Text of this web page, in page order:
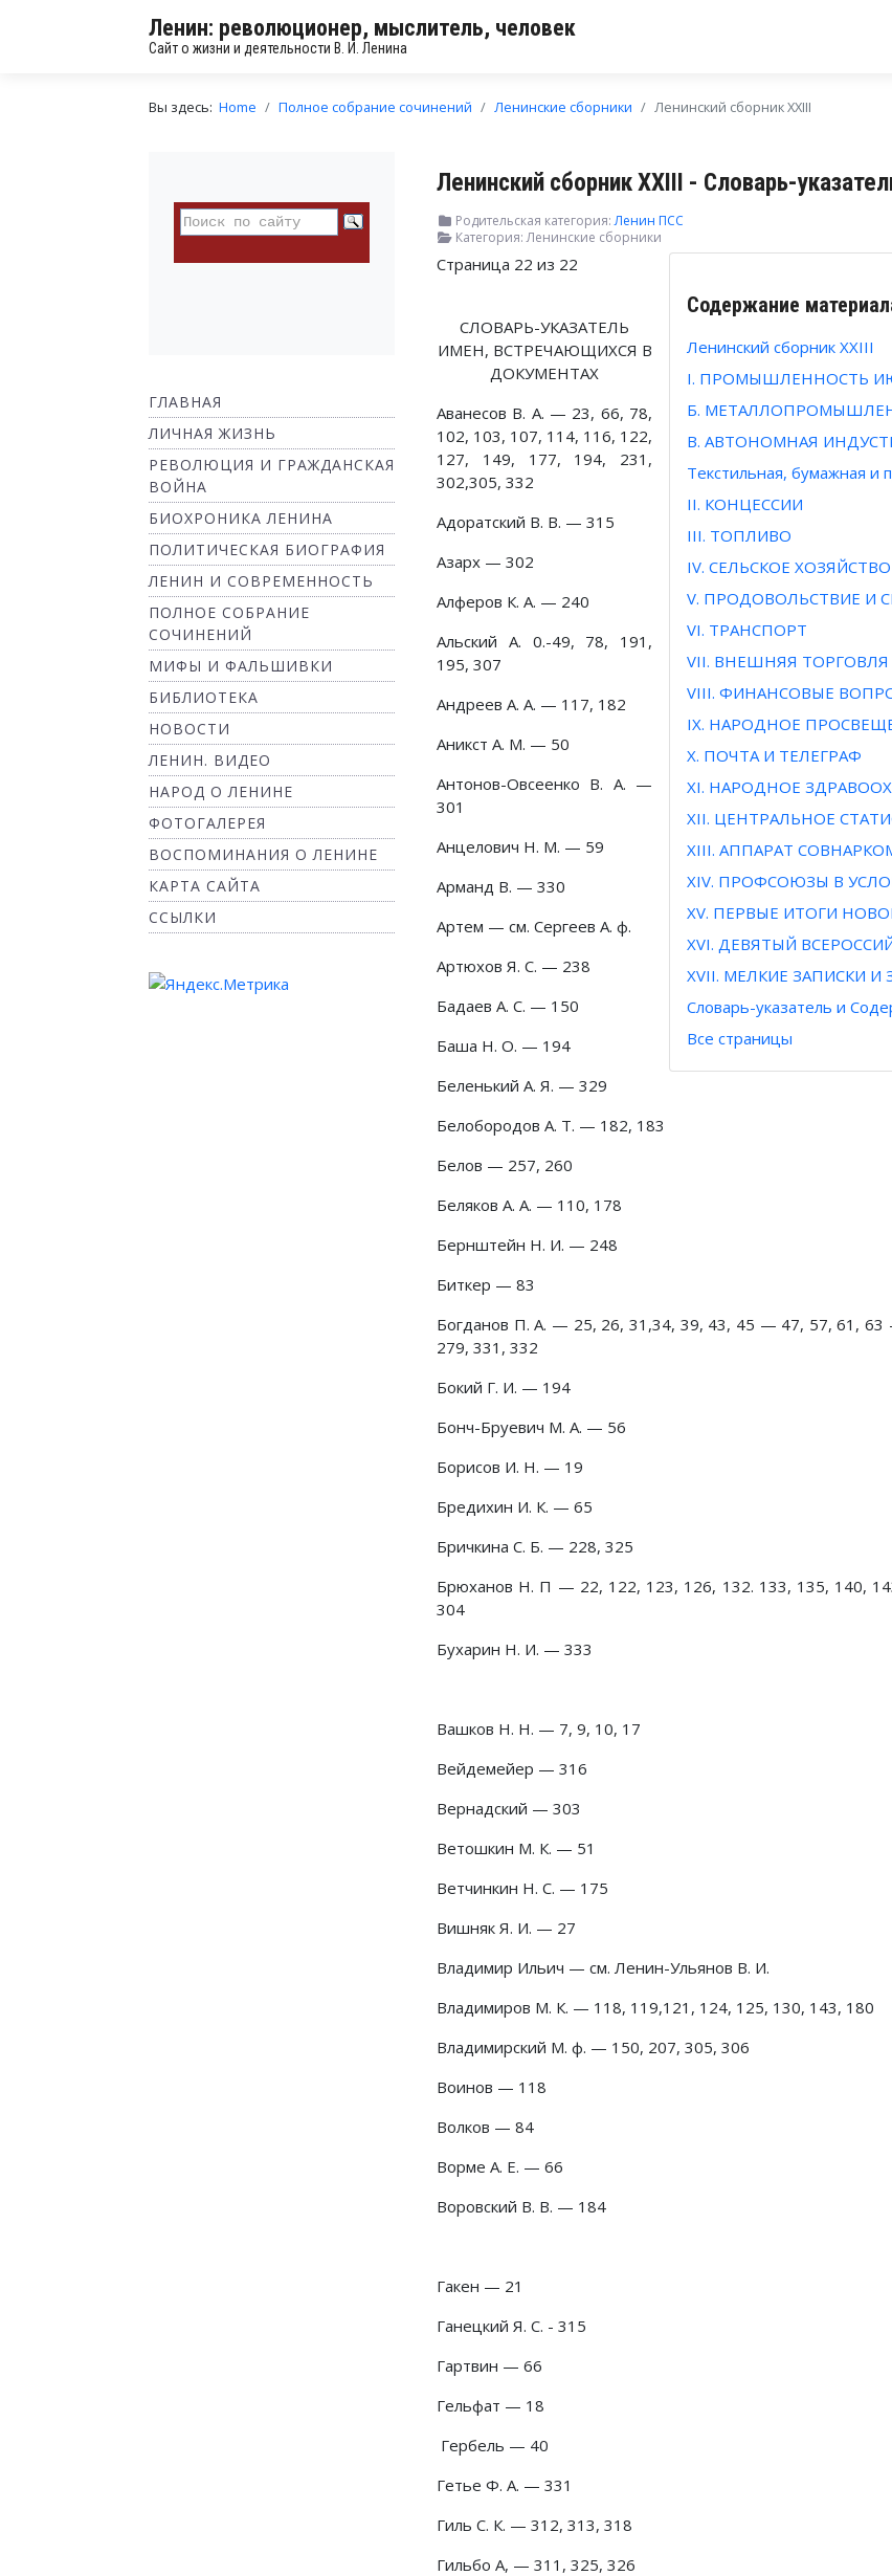
Ленин: революционер, мыслитель, человек
Сайт о жизни и деятельности В. И. Ленина
Вы здесь: Home Полное собрание сочинений Ленинские сборники Ленинский сборник XXIII
ГЛАВНАЯ
ЛИЧНАЯ ЖИЗНЬ
РЕВОЛЮЦИЯ И ГРАЖДАНСКАЯ
ВОЙНА
БИОХРОНИКА ЛЕНИНА
ПОЛИТИЧЕСКАЯ БИОГРАФИЯ
ЛЕНИН И СОВРЕМЕННОСТЬ
ПОЛНОЕ СОБРАНИЕ
СОЧИНЕНИЙ
МИФЫ И ФАЛЬШИВКИ
БИБЛИОТЕКА
НОВОСТИ
ЛЕНИН. ВИДЕО
НАРОД О ЛЕНИНЕ
ФОТОГАЛЕРЕЯ
ВОСПОМИНАНИЯ О ЛЕНИНЕ
КАРТА САЙТА
ССЫЛКИ
Ленинский сборник XXIII - Словарь-
Родительская категория:Ленин ПСС
Категория:Ленинские сборники
Содержание
Ленинский сборник XXIII
I. ПРОМЫШЛЕННОСТЬ
Б.
В. АВТОНОМНАЯ
Текстильная, бумажная и
II. КОНЦЕССИИ
III. ТОПЛИВО
IV. СЕЛЬСКОЕ ХОЗЯЙСТВО
V. ПРОДОВОЛЬСТВИЕ И
VI. ТРАНСПОРТ
VII. ВНЕШНЯЯ ТОРГОВЛЯ
VIII. ФИНАНСОВЫЕ
IX. НАРОДНОЕ
X. ПОЧТА И ТЕЛЕГРАФ
XI. НАРОДНОЕ
XII. ЦЕНТРАЛЬНОЕ
XIII. АППАРАТ
XIV. ПРОФСОЮЗЫ В
XV. ПЕРВЫЕ ИТОГИ
XVI. ДЕВЯТЫЙ
XVII. МЕЛКИЕ ЗАПИСКИ И
Словарь-указатель и
Все страницы
Страница 22 из 22
СЛОВАРЬ-УКАЗАТЕЛЬ
ИМЕН, ВСТРЕЧАЮЩИХСЯ В
ДОКУМЕНТАХ
Аванесов В. А. — 23, 66, 78,
102, 103, 107, 114, 116, 122,
127, 149, 177, 194, 231,
302,305, 332
Адоратский В. В. — 315
Азарх — 302
Алферов К. А. — 240
Альский А. 0.-49, 78, 191,
195, 307
Андреев А. А. — 117, 182
Аникст А. М. — 50
Антонов-Овсеенко В. А. —
301
Анцелович Н. М. — 59
Арманд В. — 330
Артем — см. Сергеев А. ф.
Артюхов Я. С. — 238
Бадаев А. С. — 150
Баша Н. О. — 194
Беленький А. Я. — 329
Белобородов А. Т. — 182, 183
Белов — 257, 260
Беляков А. А. — 110, 178
Бернштейн Н. И. — 248
Биткер — 83
Богданов П. А. — 25, 26, 31,34, 39, 43, 45 — 47, 57, 61,
279, 331, 332
Бокий Г. И. — 194
Бонч-Бруевич М. А. — 56
Борисов И. Н. — 19
Бредихин И. К. — 65
Бричкина С. Б. — 228, 325
Брюханов Н. П — 22, 122, 123, 126, 132. 133, 135, 140,
304
Бухарин Н. И. — 333
Вашков Н. Н. — 7, 9, 10, 17
Вейдемейер — 316
Вернадский — 303
Ветошкин М. К. — 51
Ветчинкин Н. С. — 175
Вишняк Я. И. — 27
Владимир Ильич — см. Ленин-Ульянов В. И.
Владимиров М. К. — 118, 119,121, 124, 125, 130, 143, 180
Владимирский М. ф. — 150, 207, 305, 306
Воинов — 118
Волков — 84
Ворме А. Е. — 66
Воровский В. В. — 184
Гакен — 21
Ганецкий Я. С. - 315
Гартвин — 66
Гельфат — 18
Гербель — 40
Гетье Ф. А. — 331
Гиль С. К. — 312, 313, 318
Гильбо А, — 311, 325, 326